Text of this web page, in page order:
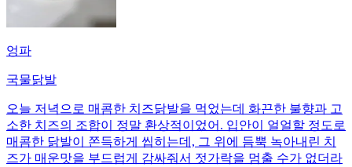
엉파
국물닭발
오늘 저녁으로 매콤한 치즈닭발을 먹었는데 화끈한 불향과 고
소한 치즈의 조합이 정말 환상적이었어. 입안이 얼얼할 정도로
매콤한 닭발이 쫀득하게 씹히는데, 그 위에 듬뿍 녹아내린 치
즈가 매운맛을 부드럽게 감싸줘서 젓가락을 멈출 수가 없더라